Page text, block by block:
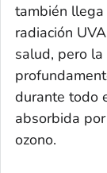
también llega
radiación
salud, pero
durante todo
absorbida
ozono.